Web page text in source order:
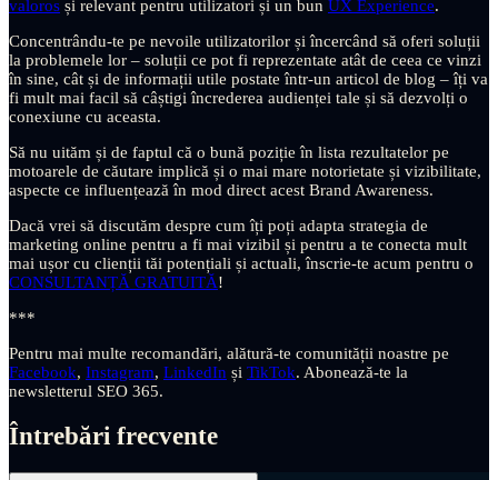
valoros și relevant pentru utilizatori și un bun UX Experience.
Concentrându-te pe nevoile utilizatorilor și încercând să oferi soluții
la problemele lor – soluții ce pot fi reprezentate atât de ceea ce vinzi
în sine, cât și de informații utile postate într-un articol de blog – îți va
fi mult mai facil să câștigi încrederea audienței tale și să dezvolți o
conexiune cu aceasta.
Să nu uităm și de faptul că o bună poziție în lista rezultatelor pe
motoarele de căutare implică și o mai mare notorietate și vizibilitate,
aspecte ce influențează în mod direct acest Brand Awareness.
Dacă vrei să discutăm despre cum îți poți adapta strategia de
marketing online pentru a fi mai vizibil și pentru a te conecta mult
mai ușor cu clienții tăi potențiali și actuali, înscrie-te acum pentru o
CONSULTANȚĂ GRATUITĂ!
***
Pentru mai multe recomandări, alătură-te comunității noastre pe
Facebook, Instagram, LinkedIn și TikTok. Abonează-te la
newsletterul SEO 365.
Întrebări frecvente